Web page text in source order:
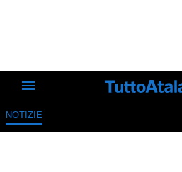
NOTIZIE